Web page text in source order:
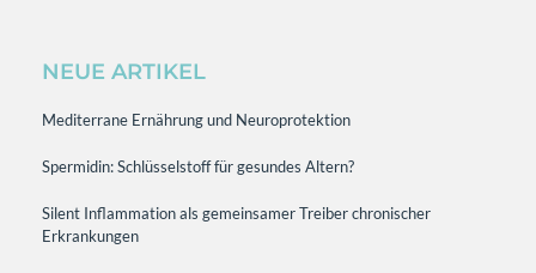
NEUE ARTIKEL
Mediterrane Ernährung und Neuroprotektion
Spermidin: Schlüsselstoff für gesundes Altern?
Silent Inflammation als gemeinsamer Treiber chronischer
Erkrankungen